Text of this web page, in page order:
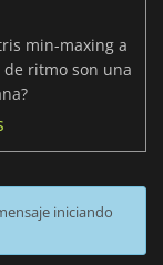
min-maxing a
de ritmo son una
iniciando